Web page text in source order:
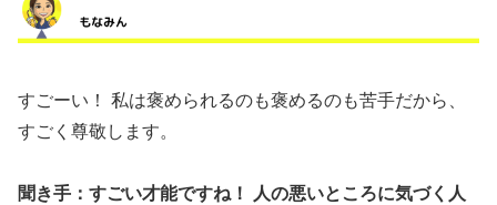
すごーい！ 私は褒められるのも褒めるのも苦手だから、
すごく尊敬します。
聞き手：すごい才能ですね！ 人の悪いところに気づく人